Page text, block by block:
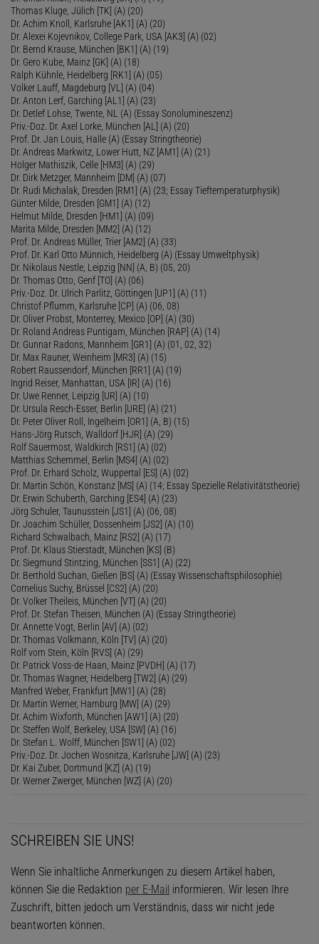
Thomas Kluge, Jülich [TK] (A) (20)
Dr. Achim Knoll, Karlsruhe [AK1] (A) (20)
Dr. Alexei Kojevnikov, College Park, USA [AK3] (A) (02)
Dr. Bernd Krause, München [BK1] (A) (19)
Dr. Gero Kube, Mainz [GK] (A) (18)
Ralph Kühnle, Heidelberg [RK1] (A) (05)
Volker Lauff, Magdeburg [VL] (A) (04)
Dr. Anton Lerf, Garching [AL1] (A) (23)
Dr. Detlef Lohse, Twente, NL (A) (Essay Sonolumineszenz)
Priv.-Doz. Dr. Axel Lorke, München [AL] (A) (20)
Prof. Dr. Jan Louis, Halle (A) (Essay Stringtheorie)
Dr. Andreas Markwitz, Lower Hutt, NZ [AM1] (A) (21)
Holger Mathiszik, Celle [HM3] (A) (29)
Dr. Dirk Metzger, Mannheim [DM] (A) (07)
Dr. Rudi Michalak, Dresden [RM1] (A) (23; Essay Tieftemperaturphysik)
Günter Milde, Dresden [GM1] (A) (12)
Helmut Milde, Dresden [HM1] (A) (09)
Marita Milde, Dresden [MM2] (A) (12)
Prof. Dr. Andreas Müller, Trier [AM2] (A) (33)
Prof. Dr. Karl Otto Münnich, Heidelberg (A) (Essay Umweltphysik)
Dr. Nikolaus Nestle, Leipzig [NN] (A, B) (05, 20)
Dr. Thomas Otto, Genf [TO] (A) (06)
Priv.-Doz. Dr. Ulrich Parlitz, Göttingen [UP1] (A) (11)
Christof Pflumm, Karlsruhe [CP] (A) (06, 08)
Dr. Oliver Probst, Monterrey, Mexico [OP] (A) (30)
Dr. Roland Andreas Puntigam, München [RAP] (A) (14)
Dr. Gunnar Radons, Mannheim [GR1] (A) (01, 02, 32)
Dr. Max Rauner, Weinheim [MR3] (A) (15)
Robert Raussendorf, München [RR1] (A) (19)
Ingrid Reiser, Manhattan, USA [IR] (A) (16)
Dr. Uwe Renner, Leipzig [UR] (A) (10)
Dr. Ursula Resch-Esser, Berlin [URE] (A) (21)
Dr. Peter Oliver Roll, Ingelheim [OR1] (A, B) (15)
Hans-Jörg Rutsch, Walldorf [HJR] (A) (29)
Rolf Sauermost, Waldkirch [RS1] (A) (02)
Matthias Schemmel, Berlin [MS4] (A) (02)
Prof. Dr. Erhard Scholz, Wuppertal [ES] (A) (02)
Dr. Martin Schön, Konstanz [MS] (A) (14; Essay Spezielle Relativitätstheorie)
Dr. Erwin Schuberth, Garching [ES4] (A) (23)
Jörg Schuler, Taunusstein [JS1] (A) (06, 08)
Dr. Joachim Schüller, Dossenheim [JS2] (A) (10)
Richard Schwalbach, Mainz [RS2] (A) (17)
Prof. Dr. Klaus Stierstadt, München [KS] (B)
Dr. Siegmund Stintzing, München [SS1] (A) (22)
Dr. Berthold Suchan, Gießen [BS] (A) (Essay Wissenschaftsphilosophie)
Cornelius Suchy, Brüssel [CS2] (A) (20)
Dr. Volker Theileis, München [VT] (A) (20)
Prof. Dr. Stefan Theisen, München (A) (Essay Stringtheorie)
Dr. Annette Vogt, Berlin [AV] (A) (02)
Dr. Thomas Volkmann, Köln [TV] (A) (20)
Rolf vom Stein, Köln [RVS] (A) (29)
Dr. Patrick Voss-de Haan, Mainz [PVDH] (A) (17)
Dr. Thomas Wagner, Heidelberg [TW2] (A) (29)
Manfred Weber, Frankfurt [MW1] (A) (28)
Dr. Martin Werner, Hamburg [MW] (A) (29)
Dr. Achim Wixforth, München [AW1] (A) (20)
Dr. Steffen Wolf, Berkeley, USA [SW] (A) (16)
Dr. Stefan L. Wolff, München [SW1] (A) (02)
Priv.-Doz. Dr. Jochen Wosnitza, Karlsruhe [JW] (A) (23)
Dr. Kai Zuber, Dortmund [KZ] (A) (19)
Dr. Werner Zwerger, München [WZ] (A) (20)
SCHREIBEN SIE UNS!
Wenn Sie inhaltliche Anmerkungen zu diesem Artikel haben,
können Sie die Redaktion per E-Mail informieren. Wir lesen Ihre
Zuschrift, bitten jedoch um Verständnis, dass wir nicht jede
beantworten können.